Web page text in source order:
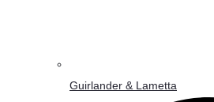
Guirlander & Lametta